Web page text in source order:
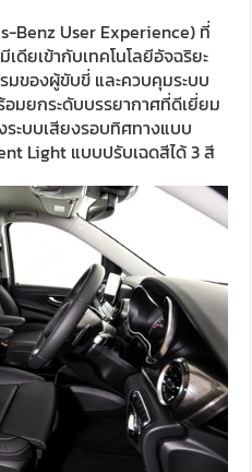
Benz User Experience) ที่
ดียเข้ากับเทคโนโลยีอัจฉริยะ
มของผู้ขับขี่ และควบคุมระบบ
มยกระดับบรรยากาศที่ดีเยี่ยม
ะบบเสียงรอบทิศทางแบบ
Light แบบปรับเฉดสีได้ 3 สี